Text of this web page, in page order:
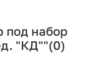
под набор
"КД""(0)